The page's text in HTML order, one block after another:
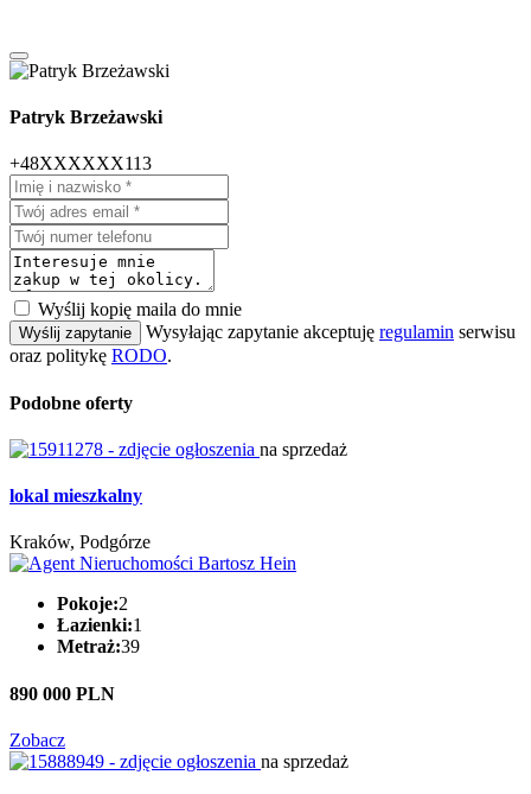
Patryk Brzeżawski
+48XXXXXX113
Wyślij kopię maila do mnie
Wyślij zapytanie Wysyłając zapytanie akceptuję regulamin serwisu
oraz politykę RODO.
Podobne oferty
na sprzedaż
lokal mieszkalny
Kraków, Podgórze
Pokoje:2
Łazienki:1
Metraż:39
890 000 PLN
Zobacz
na sprzedaż